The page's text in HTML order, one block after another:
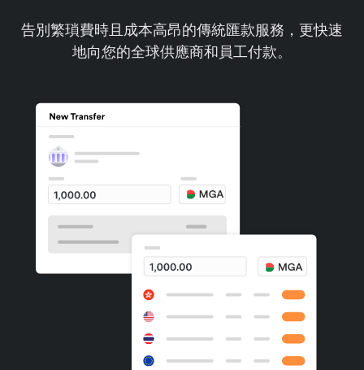
告別繁瑣費時且成本高昂的傳統匯款服務，更快速
地向您的全球供應商和員工付款。